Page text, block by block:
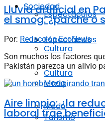
Espectáculos
Cultura
Moda
Turismo
Sociedad
Espectáculos
Cultura
Moda
Lluvia artificial en
el smog: ¿parche o
Por: Redacción EcoNews
Son muchos los factores
Pakistán parezca un alivio
Aire limpio: ¿la
laboral trae